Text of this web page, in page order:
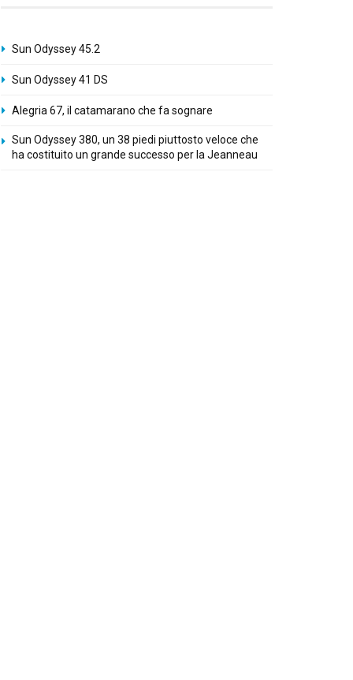
Sun Odyssey 45.2
Sun Odyssey 41 DS
Alegria 67, il catamarano che fa sognare
Sun Odyssey 380, un 38 piedi piuttosto veloce che
ha costituito un grande successo per la Jeanneau